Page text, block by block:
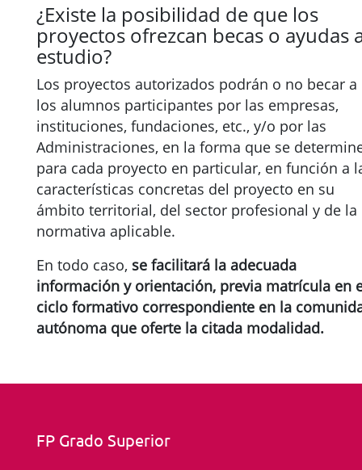
¿Existe la posibilidad de que los
proyectos ofrezcan becas o ayudas
estudio?
Los proyectos autorizados podrán o no becar a
los alumnos participantes por las empresas,
instituciones, fundaciones, etc., y/o por las
Administraciones, en la forma que se
para cada proyecto en particular, en función a
características concretas del proyecto en su
ámbito territorial, del sector profesional y de la
normativa aplicable.
En todo caso, se facilitará la adecuada
información y orientación, previa matrícula en
ciclo formativo correspondiente en la
autónoma que oferte la citada modalidad.
FP Grado Superior